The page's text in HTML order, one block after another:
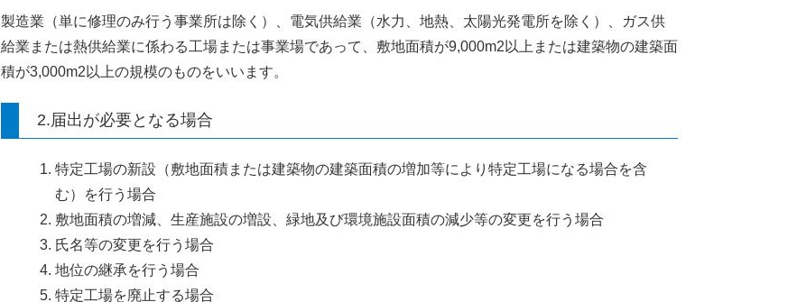
製造業（単に修理のみ行う事業所は除く）、電気供給業（水力、地熱、太陽光発電所を除く）、ガス供
給業または熱供給業に係わる工場または事業場であって、敷地面積が9,000m2以上または建築物の建築面
積が3,000m2以上の規模のものをいいます。
2.届出が必要となる場合
特定工場の新設（敷地面積または建築物の建築面積の増加等により特定工場になる場合を含
む）を行う場合
敷地面積の増減、生産施設の増設、緑地及び環境施設面積の減少等の変更を行う場合
氏名等の変更を行う場合
地位の継承を行う場合
特定工場を廃止する場合